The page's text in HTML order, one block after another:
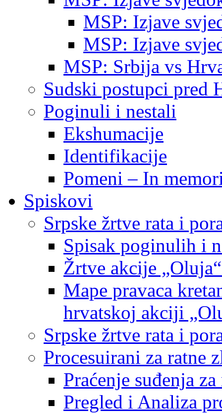
MSP: Izjave
MSP: Izjave
MSP: Srbija vs
Sudski postupci pred
Poginuli i nestali
Ekshumacije
Identifikacije
Pomeni – In
Spiskovi
Srpske žrtve rata i
Spisak poginulih i
Žrtve akcije
Mape pravaca
hrvatskoj akciji
Srpske žrtve rata i
Procesuirani za ratne
Praćenje suđenja
Pregled i Analiza